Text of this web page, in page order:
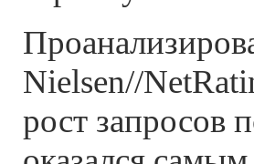
Nielsen//
рост запросов